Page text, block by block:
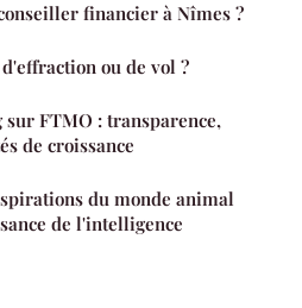
financier à Nîmes ?
ou de vol ?
FTMO : transparence,
de croissance
du monde animal
de l'intelligence